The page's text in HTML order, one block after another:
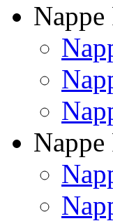
Nappe
Nappe